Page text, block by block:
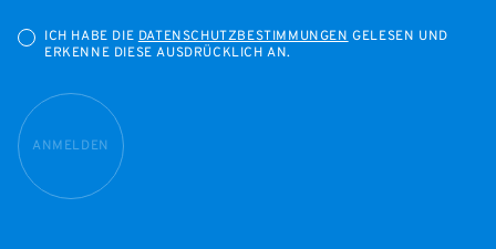
ICH HABE DIEDATENSCHUTZBESTIMMUNGENGELESEN UND
ERKENNE DIESE AUSDRÜCKLICH AN.
ANMELDEN